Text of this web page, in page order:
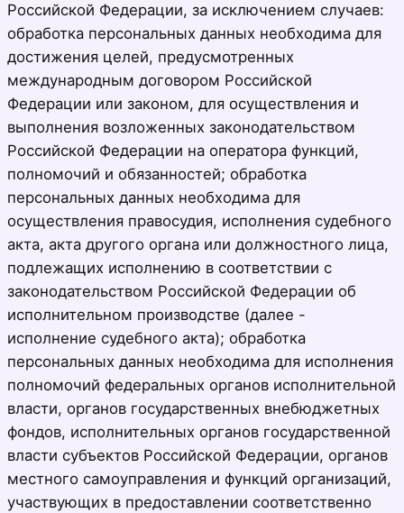
Российской Федерации, за исключением случаев:
обработка персональных данных необходима для
достижения целей, предусмотренных
международным договором Российской
Федерации или законом, для осуществления и
выполнения возложенных законодательством
Российской Федерации на оператора функций,
полномочий и обязанностей; обработка
персональных данных необходима для
осуществления правосудия, исполнения судебного
акта, акта другого органа или должностного лица,
подлежащих исполнению в соответствии с
законодательством Российской Федерации об
исполнительном производстве (далее -
исполнение судебного акта); обработка
персональных данных необходима для исполнения
полномочий федеральных органов исполнительной
власти, органов государственных внебюджетных
фондов, исполнительных органов государственной
власти субъектов Российской Федерации, органов
местного самоуправления и функций организаций,
участвующих в предоставлении соответственно